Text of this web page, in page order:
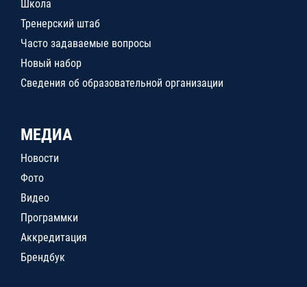
Школа
Тренерский штаб
Часто задаваемые вопросы
Новый набор
Сведения об образовательной организации
МЕДИА
Новости
Фото
Видео
Программки
Аккредитация
Брендбук